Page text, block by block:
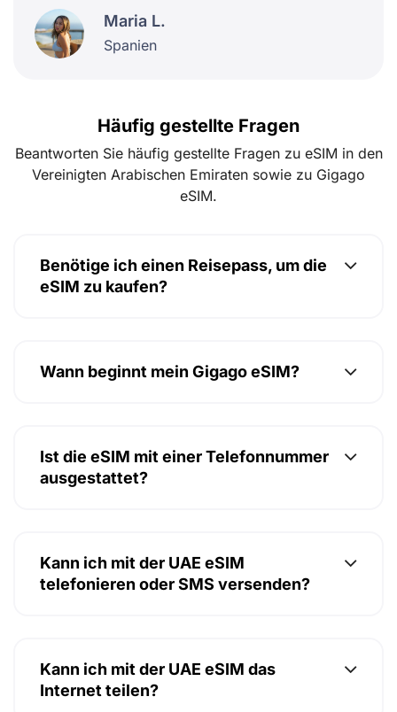
Maria L.
Spanien
Häufig gestellte Fragen
Beantworten Sie häufig gestellte Fragen zu eSIM in den
Vereinigten Arabischen Emiraten sowie zu Gigago
eSIM.
Benötige ich einen Reisepass, um die
eSIM zu kaufen?
Wann beginnt mein Gigago eSIM?
Ist die eSIM mit einer Telefonnummer
ausgestattet?
Kann ich mit der UAE eSIM
telefonieren oder SMS versenden?
Kann ich mit der UAE eSIM das
Internet teilen?